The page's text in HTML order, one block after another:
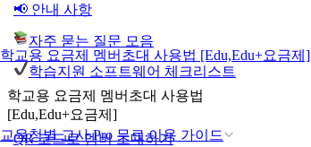
학교용 요금제 멤버초대 사용법 [Edu,Edu+요금제]
교육청별 교사 Pro 무료 이용 가이드
📢 안내 사항
자주 묻는 질문 모음
학습지원 소프트웨어 체크리스트
학교용 요금제 멤버초대 사용법
[Edu,Edu+요금제]
QR 코드로 멤버 초대하기